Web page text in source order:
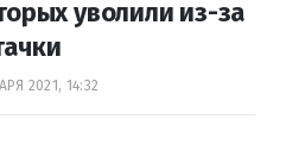
уволили из-за
2021, 14:32